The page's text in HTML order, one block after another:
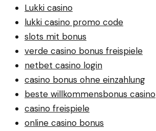
Lukki casino
lukki casino promo code
slots mit bonus
verde casino bonus freispiele
netbet casino login
casino bonus ohne einzahlung
beste willkommensbonus casino
casino freispiele
online casino bonus